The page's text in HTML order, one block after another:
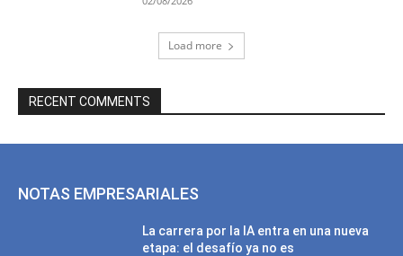
Load more
RECENT COMMENTS
NOTAS EMPRESARIALES
La carrera por la IA entra en una nueva
etapa: el desafío ya no es